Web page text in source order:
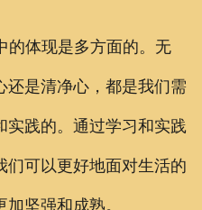
的体现是多方面的。无
还是清净心，都是我们需
实践的。通过学习和实践
们可以更好地面对生活的
坚强和成熟。